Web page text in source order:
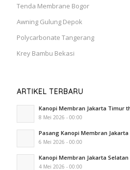
Tenda Membrane Bogor
Awning Gulung Depok
Polycarbonate Tangerang
Krey Bambu Bekasi
ARTIKEL TERBARU
Kanopi Membran Jakarta Timur
8 Mei 2026 - 00:00
Pasang Kanopi Membran
6 Mei 2026 - 00:00
Kanopi Membran Jakarta Selatan
4 Mei 2026 - 00:00